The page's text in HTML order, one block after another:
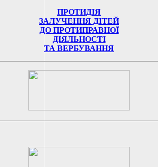
ПРОТИДІЯ
ЗАЛУЧЕННЯ ДІТЕЙ
ДО ПРОТИПРАВНОЇ
ДІЯЛЬНОСТІ
ТА ВЕРБУВАННЯ